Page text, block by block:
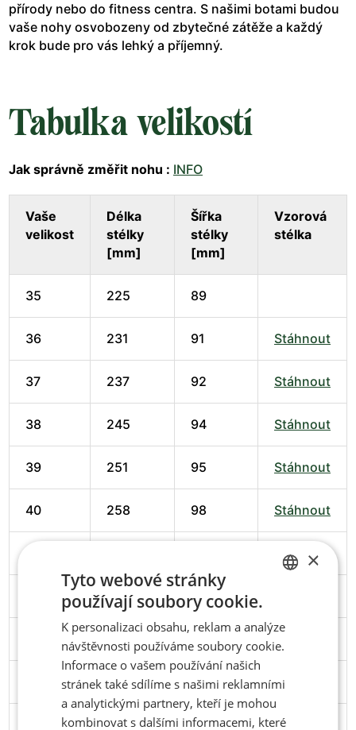
přírody nebo do fitness centra. S našimi botami budou
vaše nohy osvobozeny od zbytečné zátěže a každý
krok bude pro vás lehký a příjemný.
Tabulka velikostí
Jak správně změřit nohu : INFO
Vaše
velikost
Délka
stélky
[mm]
Šířka
stélky
[mm]
Vzorová
stélka
35 225 89
36 231 91 Stáhnout
37 237 92 Stáhnout
38 245 94 Stáhnout
39 251 95 Stáhnout
40 258 98 Stáhnout
Stáhnout
274 102
279
286 106 Stáhnout
291 106 Stáhnout
ENGLISH
×
Tyto webové stránky
používají soubory cookie.
K personalizaci obsahu, reklam a analýze
návštěvnosti používáme soubory cookie.
Informace o vašem používání našich
stránek také sdílíme s našimi reklamními
a analytickými partnery, kteří je mohou
kombinovat s dalšími informacemi, které